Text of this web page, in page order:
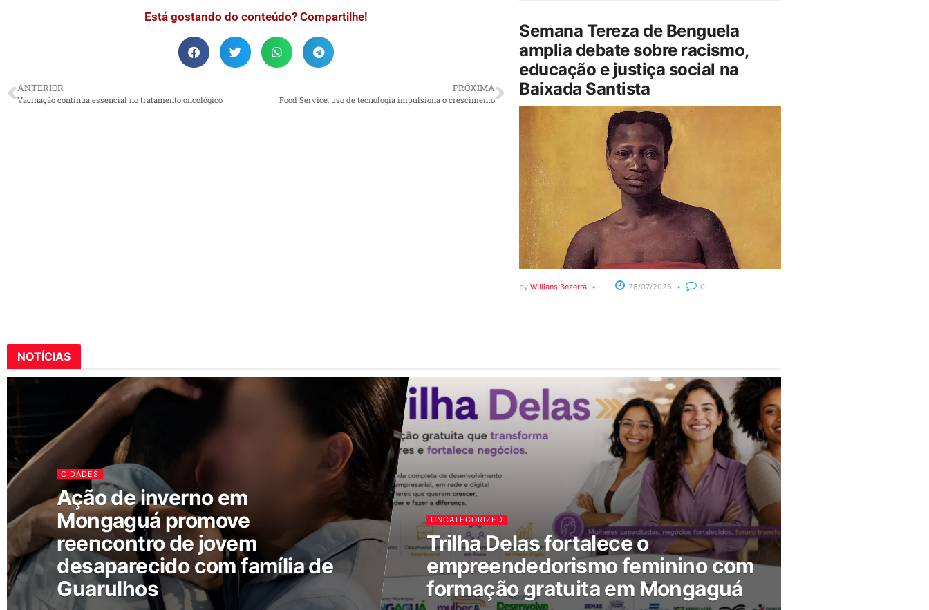
Está gostando do conteúdo? Compartilhe!
ANTERIOR
Vacinação continua essencial no tratamento oncológico
PRÓXIMA
Food Service: uso de tecnologia impulsiona o crescimento
Semana Tereza de Benguela
amplia debate sobre racismo,
educação e justiça social na
Baixada Santista
by Willians Bezerra 28/07/2026 0
NOTÍCIAS
CIDADES
Ação de inverno em
Mongaguá promove
reencontro de jovem
desaparecido com família de
Guarulhos
UNCATEGORIZED
Trilha Delas fortalece o
empreendedorismo feminino com
formação gratuita em Mongaguá